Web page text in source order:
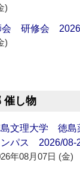
)
会 研修会
)
催し物
文理大学 徳
ンパス 2026/08-
年08月07日 (金)